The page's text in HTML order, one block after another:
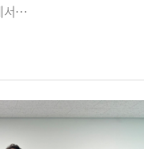
로 제4회 정기
은 현장 강연과 Webex를
로 진행됐다.이번
형벌제도를 연구해 온
여 唐代 流刑의